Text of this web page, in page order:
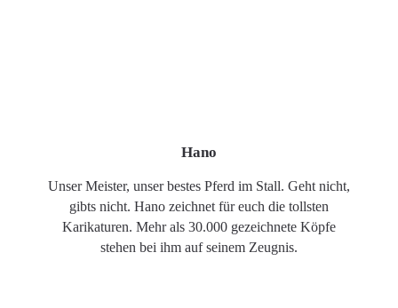
Hano
Unser Meister, unser bestes Pferd im Stall. Geht nicht,
gibts nicht. Hano zeichnet für euch die tollsten
Karikaturen. Mehr als 30.000 gezeichnete Köpfe
stehen bei ihm auf seinem Zeugnis.